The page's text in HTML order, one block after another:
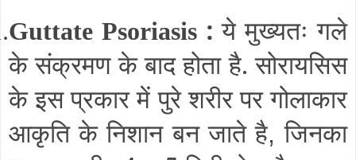
Guttate Psoriasis: ये मुख्यतः गले
के संक्रमण के बाद होता है. सोरायसिस
के इस प्रकार में पुरे शरीर पर गोलाकार
आकृति के निशान बन जाते है,जिनका